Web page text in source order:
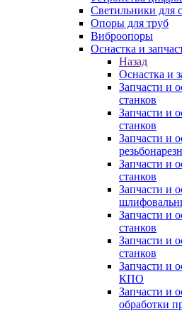
Светильники для
Опоры для труб
Виброопоры
Оснастка и
Назад
Оснастка и
Запчасти и
станков
Запчасти и
станков
Запчасти и
Запчасти и
станков
Запчасти и
Запчасти и
станков
Запчасти и
станков
Запчасти и
КПО
Запчасти и
обработки